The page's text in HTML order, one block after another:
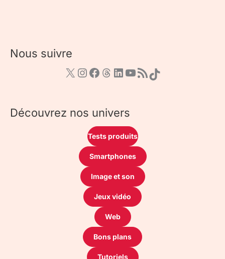
Nous suivre
Découvrez nos univers
Tests produits
Smartphones
Image et son
Jeux vidéo
Web
Bons plans
Tutoriels